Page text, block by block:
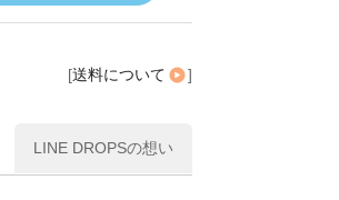
[送料について ]
LINE DROPSの想い